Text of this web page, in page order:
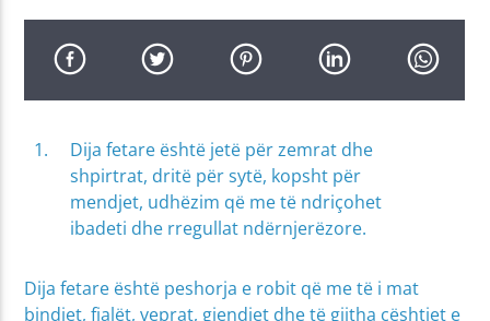
Dija fetare është jetë për zemrat dhe
shpirtrat, dritë për sytë, kopsht për
mendjet, udhëzim që me të ndriçohet
ibadeti dhe rregullat ndërnjerëzore.
Dija fetare është peshorja e robit që me të i mat
bindjet, fjalët, veprat, gjendjet dhe të gjitha çështjet e